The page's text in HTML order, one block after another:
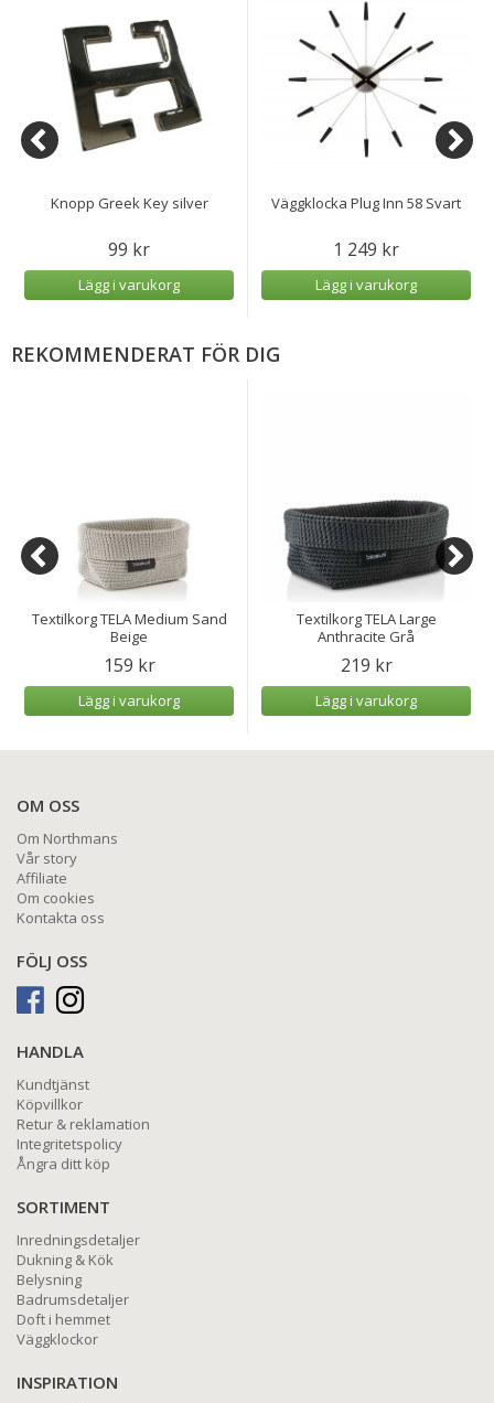
Knopp Greek Key silver
99 kr
Lägg i varukorg
Väggklocka Plug Inn 58 Svart
1 249 kr
Lägg i varukorg
REKOMMENDERAT FÖR DIG
Textilkorg TELA Medium Sand
Beige
159 kr
Lägg i varukorg
Textilkorg TELA Large
Anthracite Grå
219 kr
Lägg i varukorg
OM OSS
Om Northmans
Vår story
Affiliate
Om cookies
Kontakta oss
FÖLJ OSS
HANDLA
Kundtjänst
Köpvillkor
Retur & reklamation
Integritetspolicy
Ångra ditt köp
SORTIMENT
Inredningsdetaljer
Dukning & Kök
Belysning
Badrumsdetaljer
Doft i hemmet
Väggklockor
INSPIRATION